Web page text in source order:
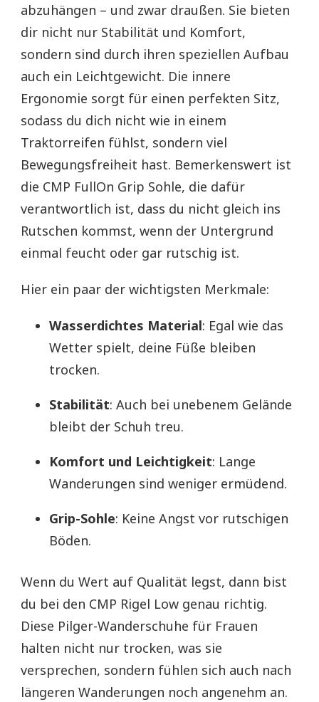
abzuhängen – und zwar draußen. Sie bieten
dir nicht nur Stabilität und Komfort,
sondern sind durch ihren speziellen Aufbau
auch ein Leichtgewicht. Die innere
Ergonomie sorgt für einen perfekten Sitz,
sodass du dich nicht wie in einem
Traktorreifen fühlst, sondern viel
Bewegungsfreiheit hast. Bemerkenswert ist
die CMP FullOn Grip Sohle, die dafür
verantwortlich ist, dass du nicht gleich ins
Rutschen kommst, wenn der Untergrund
einmal feucht oder gar rutschig ist.
Hier ein paar der wichtigsten Merkmale:
Wasserdichtes Material: Egal wie das
Wetter spielt, deine Füße bleiben
trocken.
Stabilität: Auch bei unebenem Gelände
bleibt der Schuh treu.
Komfort und Leichtigkeit: Lange
Wanderungen sind weniger ermüdend.
Grip-Sohle: Keine Angst vor rutschigen
Böden.
Wenn du Wert auf Qualität legst, dann bist
du bei den CMP Rigel Low genau richtig.
Diese Pilger-Wanderschuhe für Frauen
halten nicht nur trocken, was sie
versprechen, sondern fühlen sich auch nach
längeren Wanderungen noch angenehm an.